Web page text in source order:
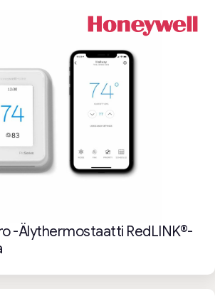
-älythermostaatti RedLINK®-